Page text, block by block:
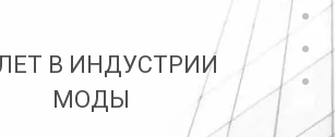
В ИНДУСТРИИ
МОДЫ